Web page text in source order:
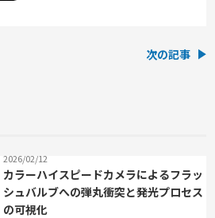
次の記事
2026/02/12
カラーハイスピードカメラによるフラッ
シュバルブへの弾丸衝突と発光プロセス
の可視化